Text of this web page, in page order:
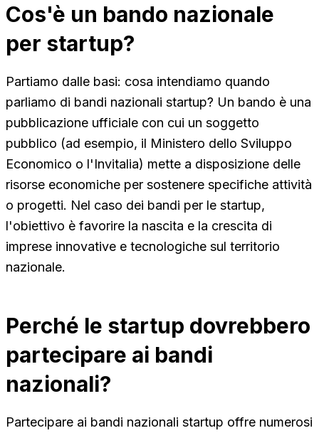
Cos'è un bando nazionale
per startup?
Partiamo dalle basi: cosa intendiamo quando
parliamo di bandi nazionali startup? Un bando è una
pubblicazione ufficiale con cui un soggetto
pubblico (ad esempio, il Ministero dello Sviluppo
Economico o l'Invitalia) mette a disposizione delle
risorse economiche per sostenere specifiche attività
o progetti. Nel caso dei bandi per le startup,
l'obiettivo è favorire la nascita e la crescita di
imprese innovative e tecnologiche sul territorio
nazionale.
Perché le startup dovrebbero
partecipare ai bandi
nazionali?
Partecipare ai bandi nazionali startup offre numerosi